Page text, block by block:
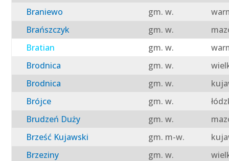
Braniewo
gm. w.
Brańszczyk
gm. w.
Bratian
gm. w.
Brodnica
gm. w.
Brodnica
gm. w.
Brójce
gm. w.
Brudzeń Duży
gm. w.
Brześć Kujawski
gm. m-w.
Brzeziny
gm. w.